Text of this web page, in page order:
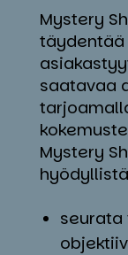
Mystery
täydentää
saatavaa
Mystery
seurata